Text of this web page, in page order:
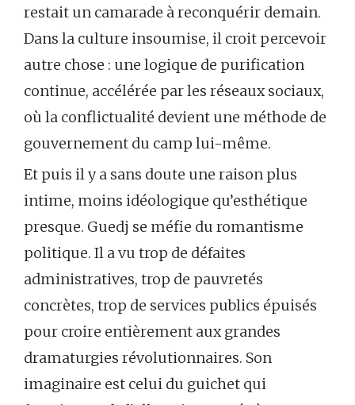
restait un camarade à reconquérir demain.
Dans la culture insoumise, il croit percevoir
autre chose : une logique de purification
continue, accélérée par les réseaux sociaux,
où la conflictualité devient une méthode de
gouvernement du camp lui-même.
Et puis il y a sans doute une raison plus
intime, moins idéologique qu’esthétique
presque. Guedj se méfie du romantisme
politique. Il a vu trop de défaites
administratives, trop de pauvretés
concrètes, trop de services publics épuisés
pour croire entièrement aux grandes
dramaturgies révolutionnaires. Son
imaginaire est celui du guichet qui